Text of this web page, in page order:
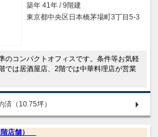
築年 41年 / 9階建
東京都中央区日本橋茅場町3丁目5-3
のコンパクトオフィスです。条件等お気軽
では居酒屋店、2階では中華料理店が営業
（10.75坪）
階店舗）